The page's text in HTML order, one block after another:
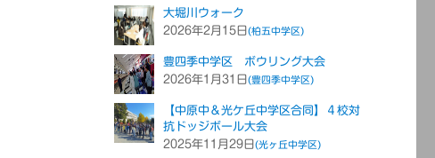
大堀川ウォーク
2026年2月15日(柏五中学区)
豊四季中学区 ボウリング大会
2026年1月31日(豊四季中学区)
【中原中＆光ケ丘中学区合同】４校対
抗ドッジボール大会
2025年11月29日(光ヶ丘中学区)